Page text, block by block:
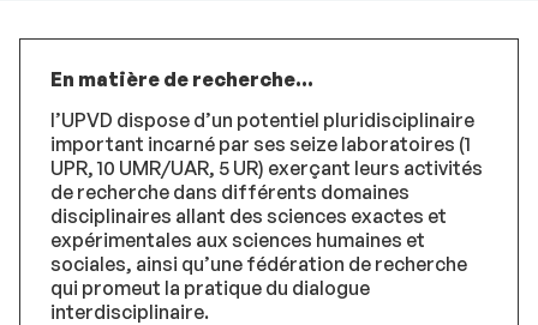
En matière de recherche...
l’UPVD dispose d’un potentiel pluridisciplinaire
important incarné par ses seize laboratoires (1
UPR, 10 UMR/UAR, 5 UR) exerçant leurs activités
de recherche dans différents domaines
disciplinaires allant des sciences exactes et
expérimentales aux sciences humaines et
sociales, ainsi qu’une fédération de recherche
qui promeut la pratique du dialogue
interdisciplinaire.